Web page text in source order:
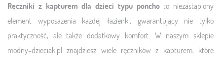
Ręczniki z kapturem dla dzieci typu ponchoto niezastąpiony
element wyposażenia każdej łazienki, gwarantujący nie tylko
praktyczność, ale także dodatkowy komfort. W naszym sklepie
modny-dzieciak.pl znajdziesz wiele ręczników z kapturem, które